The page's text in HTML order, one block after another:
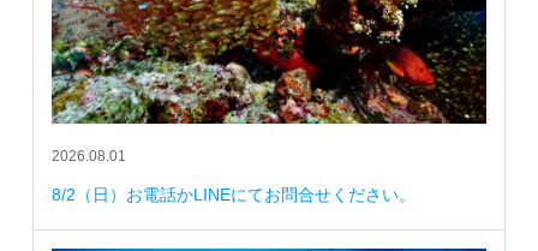
2026.08.01
8/2（日）お電話かLINEにてお問合せください。